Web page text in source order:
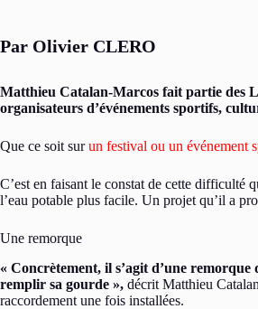
Par Olivier CLERO
Matthieu Catalan-Marcos fait partie des
organisateurs d’événements sportifs,
Que ce soit surun festival ou un événement
C’est en faisant le constat de cette difficulté
l’eau potable plus facile. Un projet qu’il a
Une remorque
« Concrètement, il s’agit d’une
remplir sa gourde », décrit Matthieu
raccordement une fois installées.